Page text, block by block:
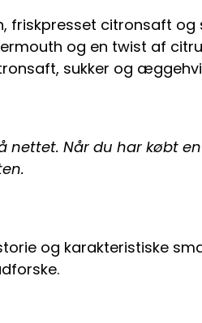
friskpresset citronsaft og
og en twist af
sukker og
Når du har købt
og karakteristiske